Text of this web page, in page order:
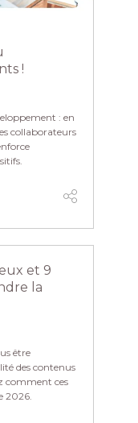
!
: en
collaborateurs
et 9
la
être
des contenus
comment ces
2026.